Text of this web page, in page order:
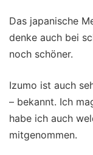
Das japanische
denke auch bei
noch schöner.
Izumo ist auch
– bekannt. Ich
habe ich auch
mitgenommen.